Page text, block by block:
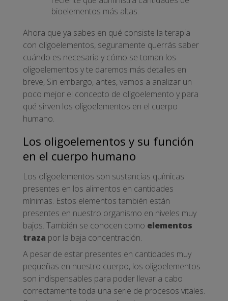
bioelementos más altas.
Ahora que ya sabes en qué consiste la terapia
con oligoelementos, seguramente querrás saber
cuándo es necesaria y cómo se toman los
oligoelementos y te daremos más detalles en
breve, Sin embargo, antes, vamos a analizar un
poco mejor el concepto de oligoelemento y para
qué sirven los oligoelementos en el cuerpo
humano.
Los oligoelementos y su función
en el cuerpo humano
Los oligoelementos son sustancias químicas
presentes en los alimentos en cantidades
mínimas. Estos elementos también están
presentes en nuestro organismo en niveles muy
bajos. También se conocen como elementos
traza por la baja concentración.
A pesar de estar presentes en cantidades muy
pequeñas en nuestro cuerpo, los oligoelementos
son indispensables para poder llevar a cabo
correctamente toda una serie de procesos vitales.